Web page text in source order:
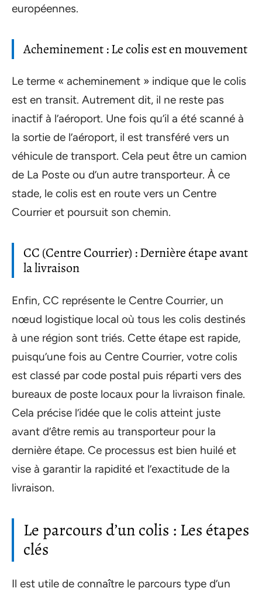
européennes.
Acheminement : Le colis est en mouvement
Le terme « acheminement » indique que le colis
est en transit. Autrement dit, il ne reste pas
inactif à l’aéroport. Une fois qu’il a été scanné à
la sortie de l’aéroport, il est transféré vers un
véhicule de transport. Cela peut être un camion
de La Poste ou d’un autre transporteur. À ce
stade, le colis est en route vers un Centre
Courrier et poursuit son chemin.
CC (Centre Courrier) : Dernière étape avant
la livraison
Enfin, CC représente le Centre Courrier, un
nœud logistique local où tous les colis destinés
à une région sont triés. Cette étape est rapide,
puisqu’une fois au Centre Courrier, votre colis
est classé par code postal puis réparti vers des
bureaux de poste locaux pour la livraison finale.
Cela précise l’idée que le colis atteint juste
avant d’être remis au transporteur pour la
dernière étape. Ce processus est bien huilé et
vise à garantir la rapidité et l’exactitude de la
livraison.
Le parcours d’un colis : Les étapes
clés
Il est utile de connaître le parcours type d’un